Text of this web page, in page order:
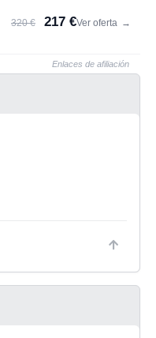
320 € 217 €Ver oferta →
Enlaces de afiliación